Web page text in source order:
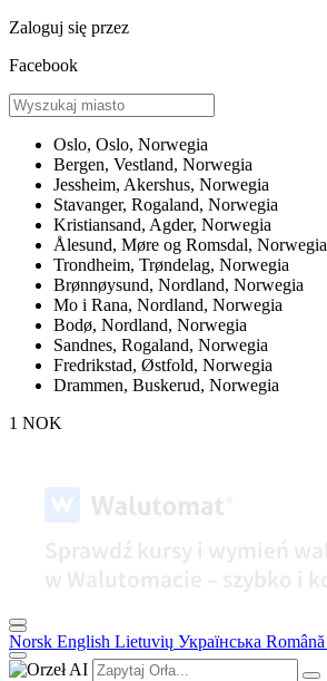
Zaloguj się przez
Facebook
Oslo, Oslo, Norwegia
Bergen, Vestland, Norwegia
Jessheim, Akershus, Norwegia
Stavanger, Rogaland, Norwegia
Kristiansand, Agder, Norwegia
Ålesund, Møre og Romsdal, Norwegia
Trondheim, Trøndelag, Norwegia
Brønnøysund, Nordland, Norwegia
Mo i Rana, Nordland, Norwegia
Bodø, Nordland, Norwegia
Sandnes, Rogaland, Norwegia
Fredrikstad, Østfold, Norwegia
Drammen, Buskerud, Norwegia
1 NOK
Norsk English Lietuvių Українська Română